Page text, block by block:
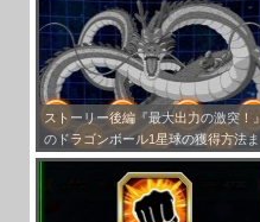
ストーリー後編『最大出力の激突！』
のドラゴンボール1星球の獲得方法ま
とめ！